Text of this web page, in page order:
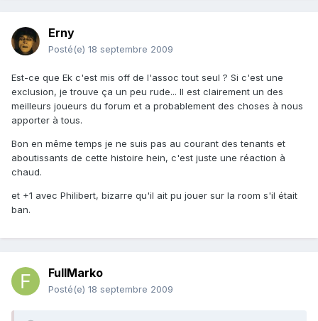
Erny
Posté(e) 18 septembre 2009
Est-ce que Ek c'est mis off de l'assoc tout seul ? Si c'est une
exclusion, je trouve ça un peu rude... Il est clairement un des
meilleurs joueurs du forum et a probablement des choses à nous
apporter à tous.
Bon en même temps je ne suis pas au courant des tenants et
aboutissants de cette histoire hein, c'est juste une réaction à
chaud.
et +1 avec Philibert, bizarre qu'il ait pu jouer sur la room s'il était
ban.
FullMarko
Posté(e) 18 septembre 2009